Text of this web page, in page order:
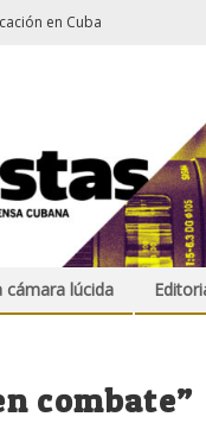
en Cuba
cámara lúcida
combate”